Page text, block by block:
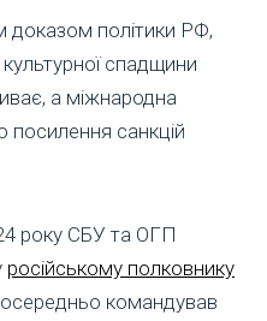
політики РФ,
спадщини
а міжнародна
посилення санкцій
року СБУ та ОГП
російському полковнику
командував